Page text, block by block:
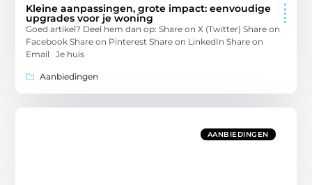
Kleine aanpassingen, grote impact: eenvoudige
upgrades voor je woning
Goed artikel? Deel hem dan op: Share on X (Twitter) Share on
Facebook Share on Pinterest Share on LinkedIn Share on
Email Je huis
Aanbiedingen
AANBIEDINGEN